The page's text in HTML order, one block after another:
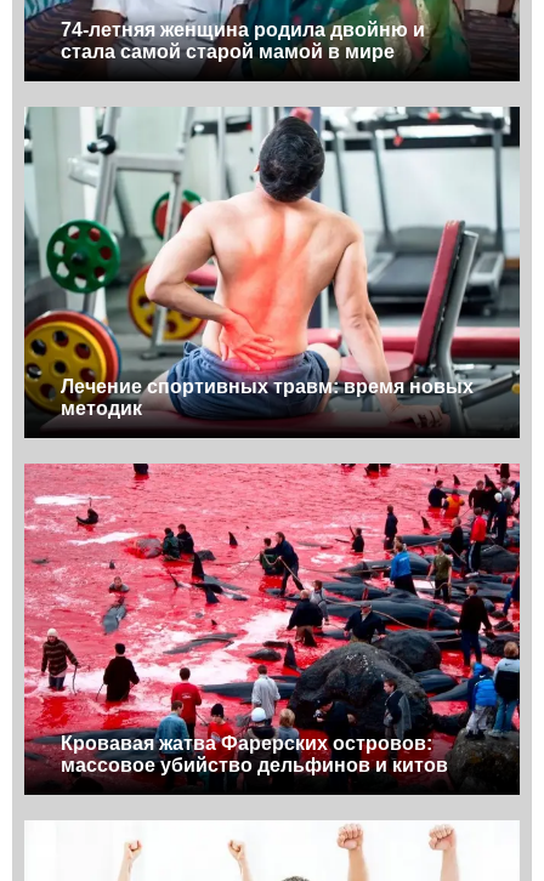
74-летняя женщина родила двойню и
стала самой старой мамой в мире
Лечение спортивных травм: время новых
методик
Кровавая жатва Фарерских островов:
массовое убийство дельфинов и китов